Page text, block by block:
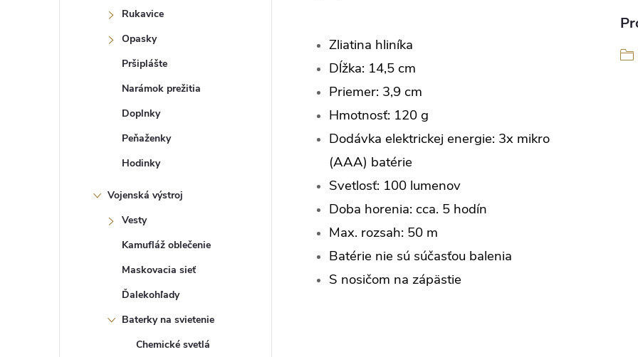
Rukavice
Opasky
Pršiplášte
Narámok prežitia
Doplnky
Peňaženky
Hodinky
Vojenská výstroj
Vesty
Kamufláž oblečenie
Maskovacia sieť
Ďalekohľady
Baterky na svietenie
Chemické svetlá
Zliatina hliníka
Dĺžka: 14,5 cm
Priemer: 3,9 cm
Hmotnosť: 120 g
Dodávka elektrickej energie: 3x mikro
(AAA) batérie
Svetlosť: 100 lumenov
Doba horenia: cca. 5 hodín
Max. rozsah: 50 m
Batérie nie sú súčasťou balenia
S nosičom na zápästie